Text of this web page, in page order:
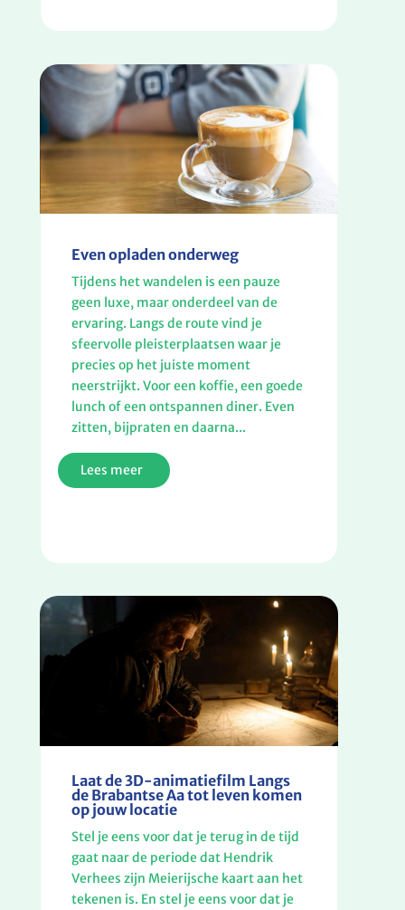
Even opladen onderweg
Tijdens het wandelen is een pauze
geen luxe, maar onderdeel van de
ervaring. Langs de route vind je
sfeervolle pleisterplaatsen waar je
precies op het juiste moment
neerstrijkt. Voor een koffie, een goede
lunch of een ontspannen diner. Even
zitten, bijpraten en daarna...
Lees meer
Laat de 3D-animatiefilm Langs
de Brabantse Aa tot leven komen
op jouw locatie
Stel je eens voor dat je terug in de tijd
gaat naar de periode dat Hendrik
Verhees zijn Meierijsche kaart aan het
tekenen is. En stel je eens voor dat je